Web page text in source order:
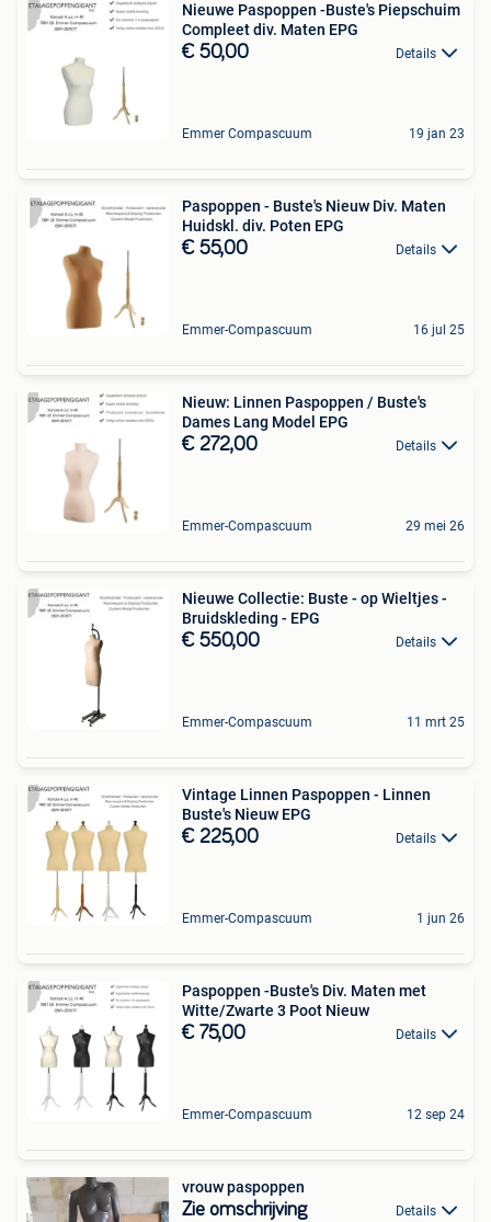
Nieuwe Paspoppen -Buste's Piepschuim
Compleet div. Maten EPG
€ 50,00 Details
Emmer Compascuum 19 jan 23
Paspoppen - Buste's Nieuw Div. Maten
Huidskl. div. Poten EPG
€ 55,00 Details
Emmer-Compascuum 16 jul 25
Nieuw: Linnen Paspoppen / Buste's
Dames Lang Model EPG
€ 272,00 Details
Emmer-Compascuum 29 mei 26
Nieuwe Collectie: Buste - op Wieltjes -
Bruidskleding - EPG
€ 550,00 Details
Emmer-Compascuum 11 mrt 25
Vintage Linnen Paspoppen - Linnen
Buste's Nieuw EPG
€ 225,00 Details
Emmer-Compascuum 1 jun 26
Paspoppen -Buste's Div. Maten met
Witte/Zwarte 3 Poot Nieuw
€ 75,00 Details
Emmer-Compascuum 12 sep 24
vrouw paspoppen
Zie omschrijving Details